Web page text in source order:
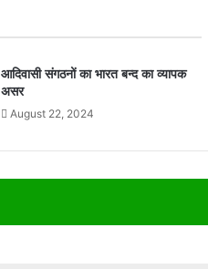
आदिवासी संगठनों का भारत बन्द का व्यापक
असर
August 22, 2024